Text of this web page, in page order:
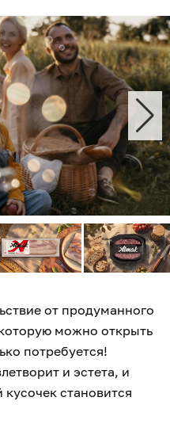
от продуманного
можно открыть
потребуется!
и эстета, и
становится